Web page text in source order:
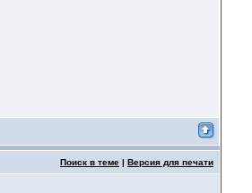
Поиск в теме | Версия для печати